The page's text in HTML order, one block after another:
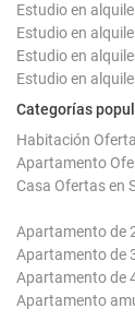
Estudio en
Estudio en
Estudio en
Estudio en
Categorías
Habitación
Apartamento
Casa Ofertas en
Apartamento de
Apartamento de
Apartamento de
Apartamento